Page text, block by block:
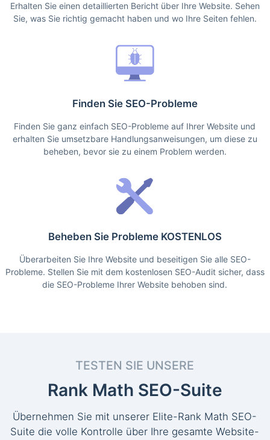
Erhalten Sie einen detaillierten Bericht über Ihre Website. Sehen
Sie, was Sie richtig gemacht haben und wo Ihre Seiten fehlen.
Finden Sie SEO-Probleme
Finden Sie ganz einfach SEO-Probleme auf Ihrer Website und
erhalten Sie umsetzbare Handlungsanweisungen, um diese zu
beheben, bevor sie zu einem Problem werden.
Beheben Sie Probleme KOSTENLOS
Überarbeiten Sie Ihre Website und beseitigen Sie alle SEO-
Probleme. Stellen Sie mit dem kostenlosen SEO-Audit sicher, dass
die SEO-Probleme Ihrer Website behoben sind.
TESTEN SIE UNSERE
Rank Math SEO-Suite
Übernehmen Sie mit unserer Elite-Rank Math SEO-
Suite die volle Kontrolle über Ihre gesamte Website-